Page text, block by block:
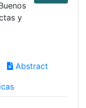
y
Abstract